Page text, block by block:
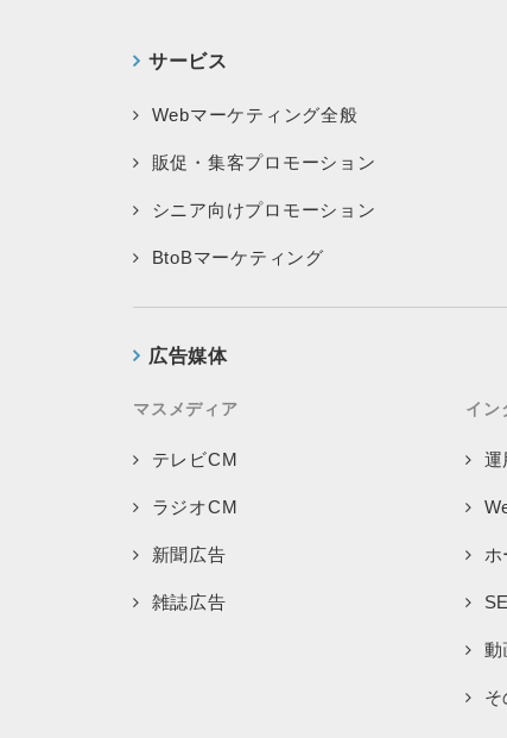
サービス
Webマーケティング全般
販促・集客プロモーション
シニア向けプロモーション
BtoBマーケティング
広告媒体
マスメディア
テレビCM
ラジオCM
新聞広告
雑誌広告
イン
運
動
そ